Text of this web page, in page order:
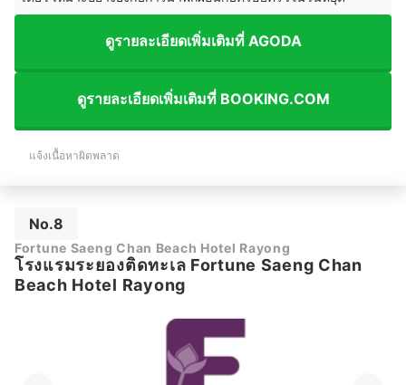
ดูรายละเอียดเพิ่มเติมที่ AGODA
ดูรายละเอียดเพิ่มเติมที่ BOOKING.COM
แจ้งเนื้อหาผิดพลาด
No.8
Fortune Saeng Chan Beach Hotel Rayong
โรงแรมระยองติดทะเล Fortune Saeng Chan
Beach Hotel Rayong